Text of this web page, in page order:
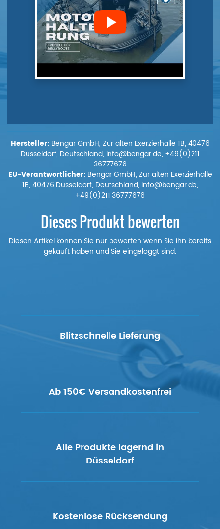
Hersteller:Bengar GmbH, Zur alten Exerzierhalle 1B, 40476
Düsseldorf, Deutschland, info@bengar.de, +49(0)211
36777676
EU-Verantwortlicher:Bengar GmbH, Zur alten Exerzierhalle
1B, 40476 Düsseldorf, Deutschland, info@bengar.de,
+49(0)211 36777676
Dieses Produkt bewerten
Diesen Artikel können Sie nur bewerten wenn Sie ihn bereits
gekauft haben und Sie eingeloggt sind.
Blitzschnelle Lieferung
Ab 150€ Versandkostenfrei
Alle Produkte lagernd in
Düsseldorf
Kostenlose Rücksendung